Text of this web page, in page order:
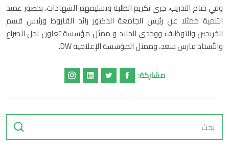
وفي ختام التدريب، جرى تكريم الطلبة وتسليمهم الشهادات، بحضور عميد
التنمية ممثلا عن رئيس الجامعة الدكتور رائد القاروط ورئيس قسم
الخريجين والتوظيف ووجدي الجلاد و ممثل مؤسسة تعاون لحل الصراع
والأستاذ فارس سعد، وممثل المؤسسة الإعلامية DW.
مشاركة: